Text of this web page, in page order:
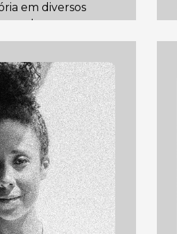
em diversos
obras, se
de ‘DeepFakes’
e indígena no
de Inteligência
imaginários. Para
rostos de
retratados a
em vídeos
têm o
em espaços
suporte final mais